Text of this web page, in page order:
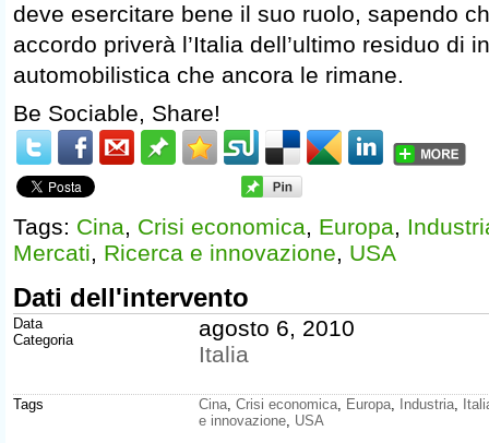
deve esercitare bene il suo ruolo, sapendo
accordo priverà l’Italia dell’ultimo residuo di
automobilistica che ancora le rimane.
Be Sociable, Share!
Tags: Cina, Crisi economica, Europa,
Mercati, Ricerca e innovazione, USA
Dati dell'intervento
Data
Categoria
agosto 6, 2010
Italia
Tags Cina, Crisi economica, Europa, Industria,
e innovazione, USA